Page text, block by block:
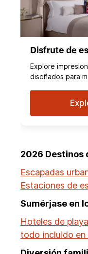
Disfrute de
Explore
diseñados para
2026 Destinos
Escapadas
Estaciones de
Sumérjase en
Hoteles de playa
todo incluido en